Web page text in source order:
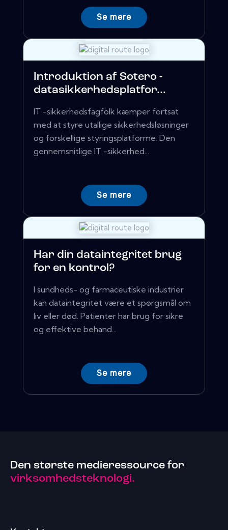
Se mere
Introduktion af Sotero -
datasikkerhedsplatfor...
IT -sikkerhedsfagfolk kæmper fortsat
med at styre utallige sikkerhedsløsninger
og forskellige styringsplatforme. Den
gennemsnitlige IT -sikkerhed...
Se mere
Har din dataintegritet brug
for en kontrol?
I sundheds- og farmaceutiske industrier
kan dataintegritet være et spørgsmål om
liv eller død. Patienter har brug for sikre
og effektive behand...
Se mere
Den største medieressource for
virksomhedsteknologi.